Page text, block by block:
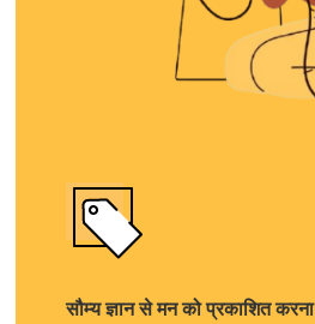
सौम्य ज्ञान से मन को प्रकाशित करना